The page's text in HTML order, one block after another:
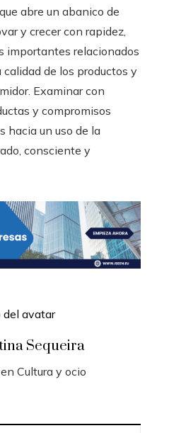
abre un abanico de
y crecer con rapidez,
importantes relacionados
de los productos y
Examinar con
y compromisos
hacia un uso de la
consciente y
Sequeira
Cultura y ocio